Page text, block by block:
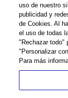
Red mundial
Política de
uso de nuestro
publicidad y
de Cookies. Al
el uso de todas
"Rechazar todo"
"Personalizar
Para más